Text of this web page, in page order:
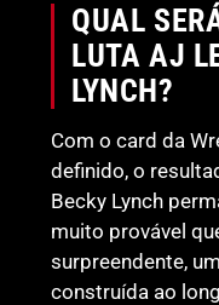
QUAL
LUTA AJ
LYNCH?
Com o card da
definido, o
Becky Lynch
muito provável
surpreendente,
construída ao